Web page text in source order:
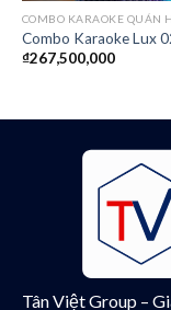
Combo Karaoke Lux
₫267,500,000
Tân Việt Group –